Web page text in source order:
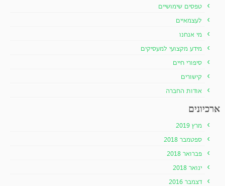
טפסים שימושיים
לעצמאיים
מי אנחנו
מידע מקצועי למעסיקים
סיפורי חיים
קישורים
אודות החברה
ארכיונים
מרץ 2019
ספטמבר 2018
פברואר 2018
ינואר 2018
דצמבר 2016